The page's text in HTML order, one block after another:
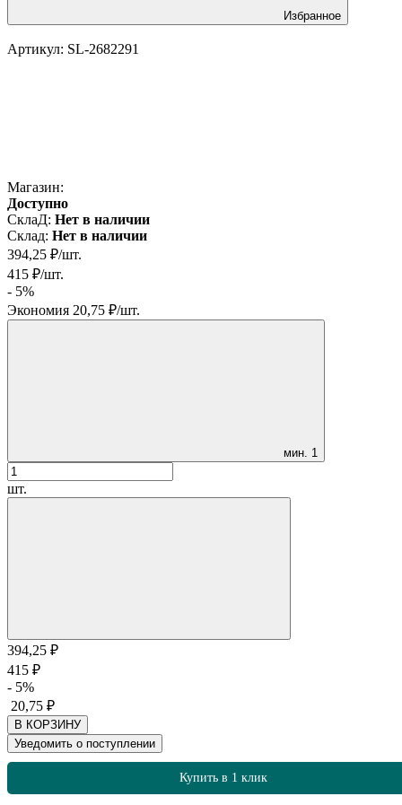
Избранное
Артикул: SL-2682291
Магазин:
Доступно
СклаД: Нет в наличии
Склад: Нет в наличии
394,25 ₽/шт.
415 ₽/шт.
- 5%
Экономия 20,75 ₽/шт.
мин. 1
шт.
394,25 ₽
415 ₽
- 5%
20,75 ₽
В КОРЗИНУ
Уведомить о поступлении
Купить в 1 клик